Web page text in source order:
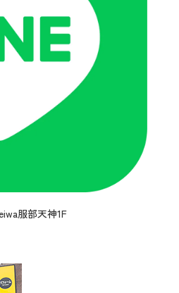
服部天神1F